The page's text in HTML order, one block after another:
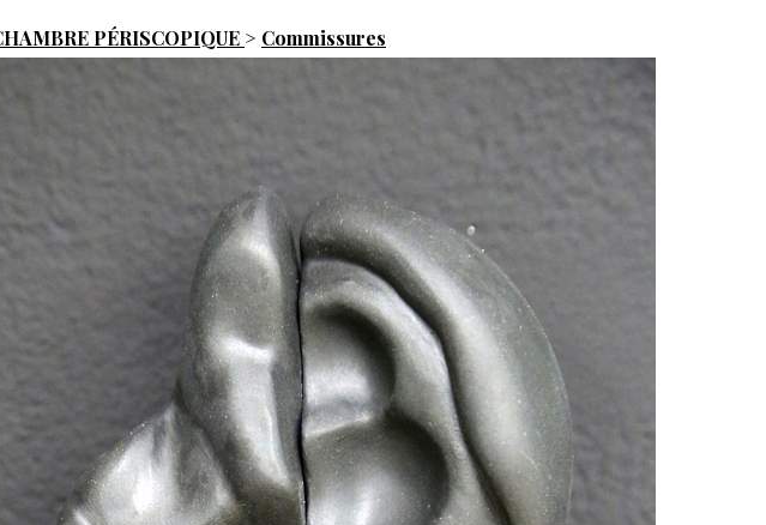
PÉRISCOPIQUE > Commissures